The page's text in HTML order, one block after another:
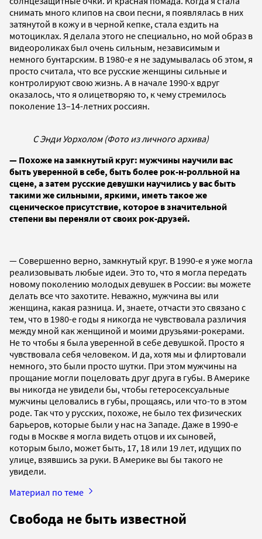
снимать много клипов на свои песни, я появлялась в них
затянутой в кожу и в черной кепке, стала ездить на
мотоциклах. Я делала этого не специально, но мой образ в
видеороликах был очень сильным, независимым и
немного бунтарским. В 1980-е я не задумывалась об этом, я
просто считала, что все русские женщины сильные и
контролируют свою жизнь. А в начале 1990-х вдруг
оказалось, что я олицетворяю то, к чему стремилось
поколение 13–14-летних россиян.
С Энди Уорхолом (Фото из личного архива)
— Похоже на замкнутый круг: мужчины научили вас
быть уверенной в себе, быть более рок-н-ролльной на
сцене, а затем русские девушки научились у вас быть
такими же сильными, яркими, иметь такое же
сценическое присутствие, которое в значительной
степени вы переняли от своих рок-друзей.
— Совершенно верно, замкнутый круг. В 1990-е я уже могла
реализовывать любые идеи. Это то, что я могла передать
новому поколению молодых девушек в России: вы можете
делать все что захотите. Неважно, мужчина вы или
женщина, какая разница. И, знаете, отчасти это связано с
тем, что в 1980-е годы я никогда не чувствовала различия
между мной как женщиной и моими друзьями-рокерами.
Не то чтобы я была уверенной в себе девушкой. Просто я
чувствовала себя человеком. И да, хотя мы и флиртовали
немного, это были просто шутки. При этом мужчины на
прощание могли поцеловать друг друга в губы. В Америке
вы никогда не увидели бы, чтобы гетеросексуальные
мужчины целовались в губы, прощаясь, или что-то в этом
роде. Так что у русских, похоже, не было тех физических
барьеров, которые были у нас на Западе. Даже в 1990-е
годы в Москве я могла видеть отцов и их сыновей,
которым было, может быть, 17, 18 или 19 лет, идущих по
улице, взявшись за руки. В Америке вы бы такого не
увидели.
Материал по теме
Свобода не быть известной